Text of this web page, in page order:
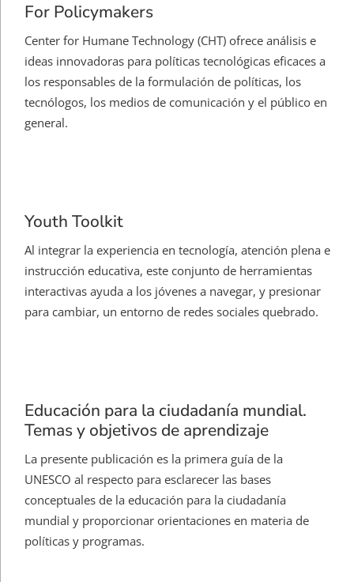
For Policymakers
Center for Humane Technology (CHT) ofrece análisis e
ideas innovadoras para políticas tecnológicas eficaces a
los responsables de la formulación de políticas, los
tecnólogos, los medios de comunicación y el público en
general.
Youth Toolkit
Al integrar la experiencia en tecnología, atención plena e
instrucción educativa, este conjunto de herramientas
interactivas ayuda a los jóvenes a navegar, y presionar
para cambiar, un entorno de redes sociales quebrado.
Educación para la ciudadanía mundial.
Temas y objetivos de aprendizaje
La presente publicación es la primera guía de la
UNESCO al respecto para esclarecer las bases
conceptuales de la educación para la ciudadanía
mundial y proporcionar orientaciones en materia de
políticas y programas.